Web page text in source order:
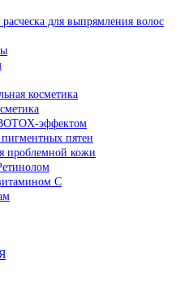
расческа для выпрямления волос
косметика
эффектом
пятен
проблемной кожи
С